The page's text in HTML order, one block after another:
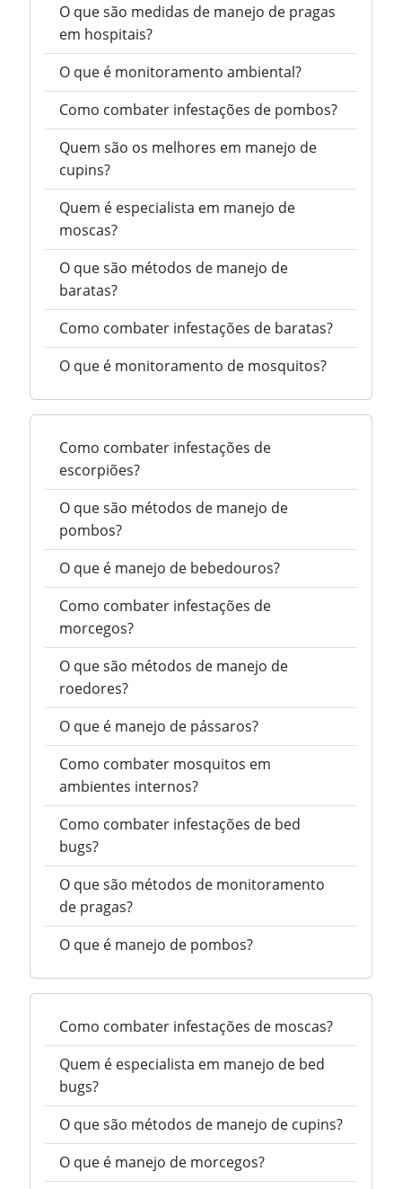
O que são medidas de manejo de pragas
em hospitais?
O que é monitoramento ambiental?
Como combater infestações de pombos?
Quem são os melhores em manejo de
cupins?
Quem é especialista em manejo de
moscas?
O que são métodos de manejo de
baratas?
Como combater infestações de baratas?
O que é monitoramento de mosquitos?
Como combater infestações de
escorpiões?
O que são métodos de manejo de
pombos?
O que é manejo de bebedouros?
Como combater infestações de
morcegos?
O que são métodos de manejo de
roedores?
O que é manejo de pássaros?
Como combater mosquitos em
ambientes internos?
Como combater infestações de bed
bugs?
O que são métodos de monitoramento
de pragas?
O que é manejo de pombos?
Como combater infestações de moscas?
Quem é especialista em manejo de bed
bugs?
O que são métodos de manejo de cupins?
O que é manejo de morcegos?